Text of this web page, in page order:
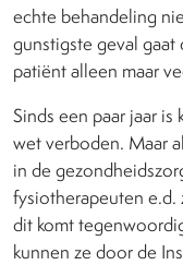
echte behandeling
gunstigste geval
patiënt alleen maar
Sinds een paar jaar
wet verboden. Maar
in de
fysiotherapeuten e.d.
dit komt
kunnen ze door de